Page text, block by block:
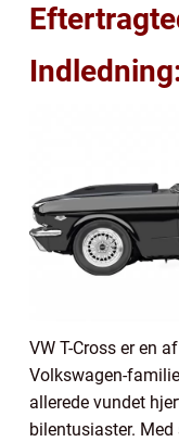
VW T-Cross er en
Volkswagen-
allerede vundet
bilentusiaster.